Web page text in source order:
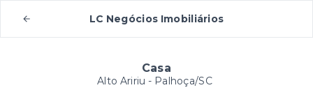
LC Negócios Imobiliários
Casa
Alto Aririu - Palhoça/SC